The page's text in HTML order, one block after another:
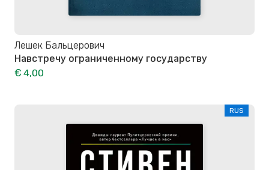
Лешек Бальцерович
Навстречу ограниченному государству
€ 4,00
RUS